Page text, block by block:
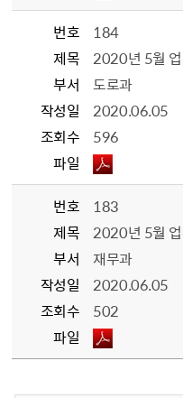
번호
184
제목
2020년 5월
부서
도로과
작성일
2020.06.05
조회수
596
파일
번호
183
제목
2020년 5월
부서
재무과
작성일
2020.06.05
조회수
502
파일
이전 페이지